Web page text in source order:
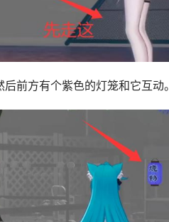
前方有个紫色的灯笼和它互动。